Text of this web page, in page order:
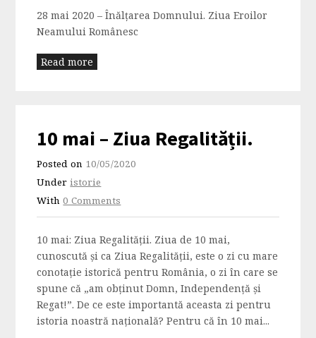
28 mai 2020 – Înălțarea Domnului. Ziua Eroilor
Neamului Românesc
Read more
10 mai – Ziua Regalității.
Posted on 10/05/2020
Underistorie
With0 Comments
10 mai: Ziua Regalității. Ziua de 10 mai,
cunoscută și ca Ziua Regalității, este o zi cu mare
conotație istorică pentru România, o zi în care se
spune că „am obținut Domn, Independență şi
Regat!”. De ce este importantă aceasta zi pentru
istoria noastră națională? Pentru că în 10 mai...